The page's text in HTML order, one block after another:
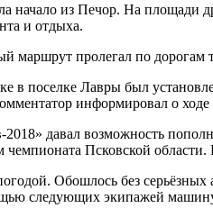
начало из Печор. На площади
и отдыха.
маршрут пролегал по дорогам
в поселке Лавры был
информировал о ходе
давал возможность
Псковской области.
Обошлось без
следующих экипажей машину